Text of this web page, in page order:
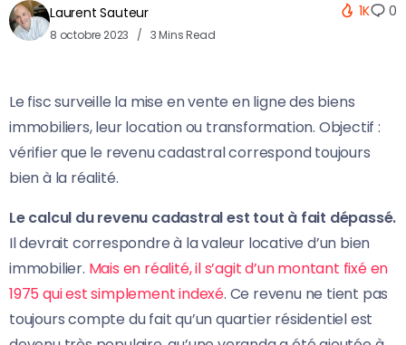
Laurent Sauteur
8 octobre 2023 3 Mins Read
1K 0
Le fisc surveille la mise en vente en ligne des biens
immobiliers, leur location ou transformation. Objectif :
vérifier que le revenu cadastral correspond toujours
bien à la réalité.
Le calcul du revenu cadastral est tout à fait dépassé.
Il devrait correspondre à la valeur locative d’un bien
immobilier. Mais en réalité, il s’agit d’un montant fixé en
1975 qui est simplement indexé. Ce revenu ne tient pas
toujours compte du fait qu’un quartier résidentiel est